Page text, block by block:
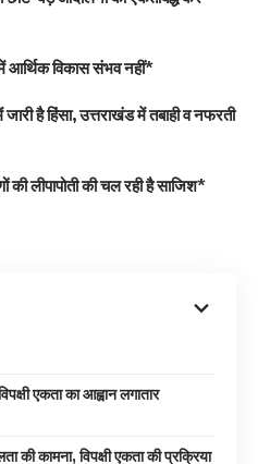
आर्थिक विकास संभव नहीं*
है हिंसा, उत्तराखंड में तबाही व नफरती
लीपापोती की चल रही है साजिश*
एकता का आह्वान लगातार
कामना, विपक्षी एकता की प्रक्रिया